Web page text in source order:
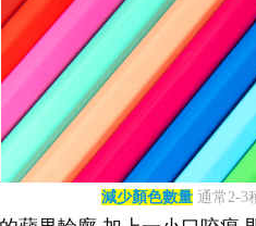
減少顏色數量通常2-3